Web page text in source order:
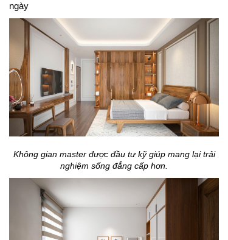
ngày
Không gian master được đầu tư kỹ giúp mang lại trải
nghiệm sống đẳng cấp hơn.